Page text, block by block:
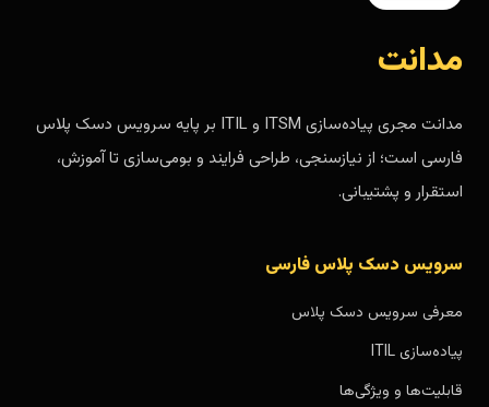
مدانت
مدانت مجری پیاده‌سازی ITSM و ITIL بر پایه سرویس دسک پلاس
فارسی است؛ از نیازسنجی، طراحی فرایند و بومی‌سازی تا آموزش،
استقرار و پشتیبانی.
سرویس دسک پلاس فارسی
معرفی سرویس دسک پلاس
پیاده‌سازی ITIL
قابلیت‌ها و ویژگی‌ها